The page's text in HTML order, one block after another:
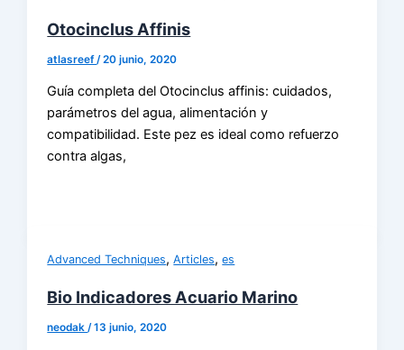
Otocinclus Affinis
atlasreef/20 junio, 2020
Guía completa del Otocinclus affinis: cuidados,
parámetros del agua, alimentación y
compatibilidad. Este pez es ideal como refuerzo
contra algas,
Advanced Techniques,Articles,es
Bio Indicadores Acuario Marino
neodak/13 junio, 2020